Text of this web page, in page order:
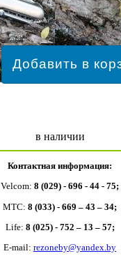
в наличии
Контактная информация:
Velcom: 8 (029) - 696 - 44 - 75;
MTC: 8 (033) - 669 – 43 – 34;
Life: 8 (025) - 752 – 13 – 57;
E-mail: rezoneby@yandex.by